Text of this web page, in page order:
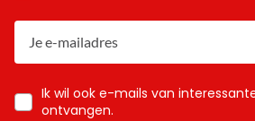
Ik wil ook e-mails van
ontvangen.